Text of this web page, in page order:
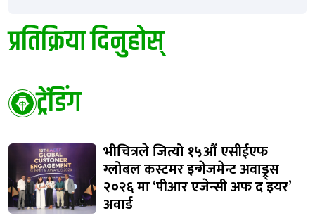
प्रतिक्रिया दिनुहोस्
ट्रेंडिंग
भीचित्रले जित्यो १५औं एसीईएफ
ग्लोबल कस्टमर इन्गेजमेन्ट अवाड्र्स
२०२६ मा ‘पीआर एजेन्सी अफ द इयर’
अवार्ड